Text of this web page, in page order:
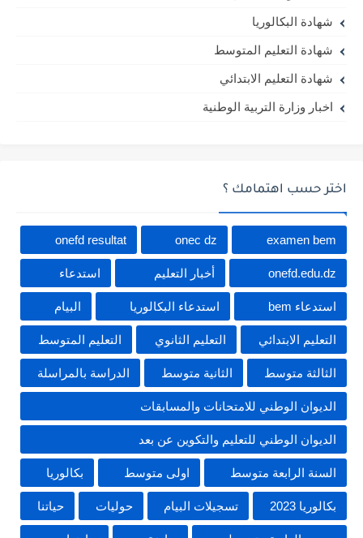
شهادة البكالوريا
شهادة التعليم المتوسط
شهادة التعليم الابتدائي
اخبار وزارة التربية الوطنية
اختر حسب اهتمامك ؟
examen bem
onec dz
onefd resultat
onefd.edu.dz أخبار التعليم استدعاء
استدعاء bem استدعاء البكالوريا البيام
التعليم الابتدائي التعليم الثانوي التعليم المتوسط
الثالثة متوسط الثانية متوسط الدراسة بالمراسلة
الديوان الوطني للامتحانات والمسابقات
الديوان الوطني للتعليم والتكوين عن بعد
السنة الرابعة متوسط اولى متوسط بكالوريا
بكالوريا 2023 تسجيلات البيام حوليات حياتنا